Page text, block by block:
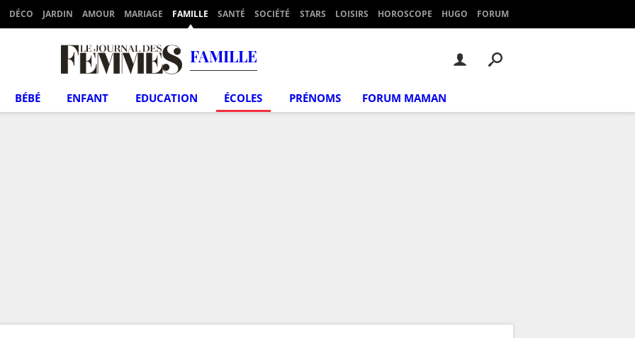
DÉCO JARDIN AMOUR MARIAGE FAMILLE SANTÉ SOCIÉTÉ STARS LOISIRS HOROSCOPE HUGO FORUM
FAMILLE
BÉBÉ ENFANT EDUCATION ÉCOLES PRÉNOMS FORUM MAMAN